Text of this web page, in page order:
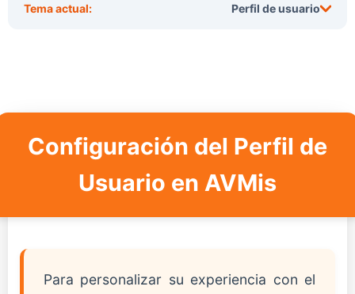
Tema actual: Perfil de usuario
Configuración del Perfil de
Usuario en AVMis
Para personalizar su experiencia con el